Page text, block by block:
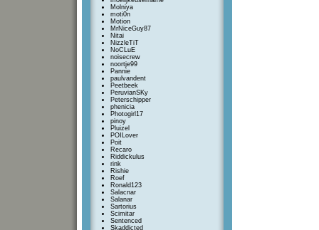
Molniya
moti0n
Motion
MrNiceGuy87
Nitai
NizzleTiT
NoCLuE
noisecrew
noortje99
Pannie
paulvandent
Peetbeek
PeruvianSKy
Peterschipper
phenicia
Photogirl17
pinoy
Pluizel
POILover
Poit
Recaro
Riddickulus
rink
Rishie
Roef
Ronald123
Salacnar
Salanar
Sartorius
Scimitar
Sentenced
Skaddicted